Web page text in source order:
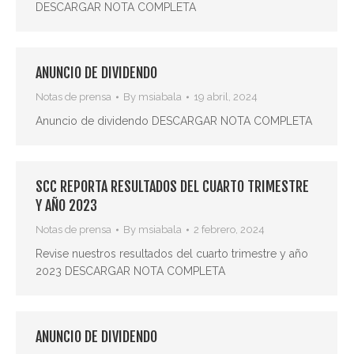
DESCARGAR NOTA COMPLETA
ANUNCIO DE DIVIDENDO
Notas de prensa By msiabala 19 abril, 2024
Anuncio de dividendo DESCARGAR NOTA COMPLETA
SCC REPORTA RESULTADOS DEL CUARTO TRIMESTRE
Y AÑO 2023
Notas de prensa By msiabala 2 febrero, 2024
Revise nuestros resultados del cuarto trimestre y año
2023 DESCARGAR NOTA COMPLETA
ANUNCIO DE DIVIDENDO